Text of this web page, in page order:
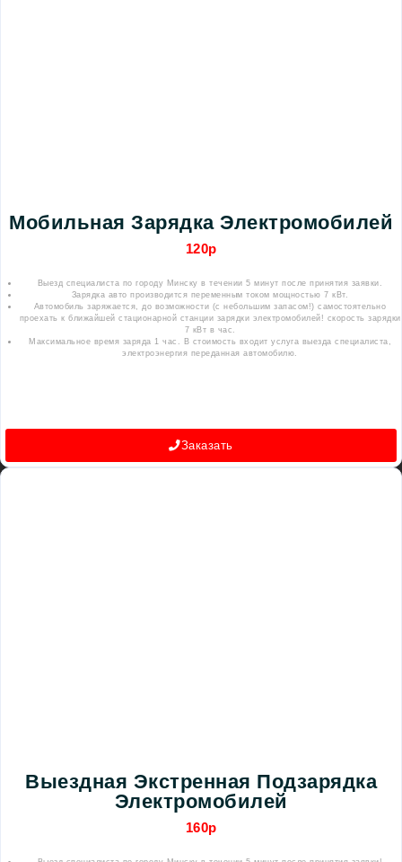
Мобильная Зарядка Электромобилей
120р
Выезд специалиста по городу Минску в течении 5 минут после принятия заявки.
Зарядка авто производится переменным током мощностью 7 кВт.
Автомобиль заряжается, до возможности (с небольшим запасом!) самостоятельно
проехать к ближайшей стационарной станции зарядки электромобилей! скорость зарядки
7 кВт в час.
Максимальное время заряда 1 час. В стоимость входит услуга выезда специалиста,
электроэнергия переданная автомобилю.
Заказать
Выездная Экстренная Подзарядка
Электромобилей
160р